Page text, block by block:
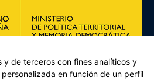
y de terceros con fines analíticos y
en función de un perfil